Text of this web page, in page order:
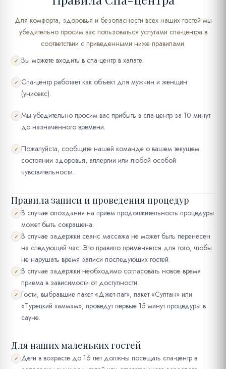
Для комфорта, здоровья и безопасности всех наших гостей мы
убедительно просим вас пользоваться услугами спа-центра в
соответствии с приведенными ниже правилами.
✓ Вы можете входить в спа-центр в халате.
✓ Спа-центр работает как объект для мужчин и женщин
(унисекс).
✓ Мы убедительно просим вас прибыть в спа-центр за 10 минут
до назначенного времени.
✓ Пожалуйста, сообщите нашей команде о вашем текущем
состоянии здоровья, аллергии или любой особой
чувствительности.
Правила записи и проведения процедур
✓ В случае опоздания на прием продолжительность процедуры
может быть сокращена.
✓ В случае задержки сеанс массажа не может быть перенесен
на следующий час. Это правило применяется для того, чтобы
не нарушать время записи последующих гостей.
✓ В случае задержки необходимо согласовать новое время
приема в зависимости от доступности.
✓ Гости, выбравшие пакет «Джет-лаг», пакет «Султан» или
«Турецкий хаммам», проведут первые 15 минут процедуры в
сауне.
Для наших маленьких гостей
✓ Дети в возрасте до 16 лет должны посещать спа-центр в